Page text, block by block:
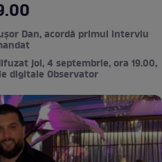
ora 19.00
Dan, acordă primul interviu
joi, 4 septembrie, ora 19.00,
digitale Observator